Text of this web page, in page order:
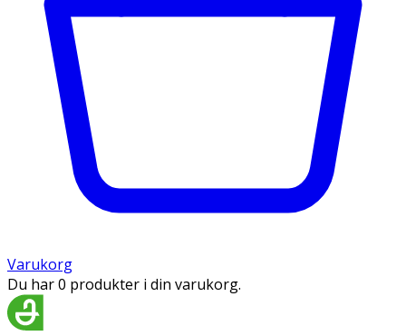
Varukorg
Du har 0 produkter i din varukorg.